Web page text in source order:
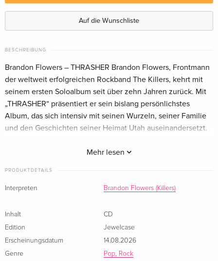
Auf die Wunschliste
BESCHREIBUNG
Mehr lesen
Brandon Flowers – THRASHER Brandon Flowers, Frontmann
der weltweit erfolgreichen Rockband The Killers, kehrt mit
seinem ersten Soloalbum seit über zehn Jahren zurück. Mit
„THRASHER“ präsentiert er sein bislang persönlichstes
Album, das sich intensiv mit seinen Wurzeln, seiner Familie
und den Geschichten seiner Heimat Utah auseinandersetzt.
wurde zusammen mit dem restlichen Album im historischen
organischen Sound zwischen Americana, Country und Rock.
prämierten Shawn Everett sowie von Jonathan Rado. Für die
Aufnahmen versammelten sich einige der renommiertesten
Studiomusiker Nashvilles, die die Songs live im Studio
einspielten und so eine besondere Authentizität und
PRODUKTDETAILS
Interpreten Brandon Flowers (Killers)
Inhalt
CD
Edition
Jewelcase
Erscheinungsdatum
14.08.2026
Genre
Pop, Rock